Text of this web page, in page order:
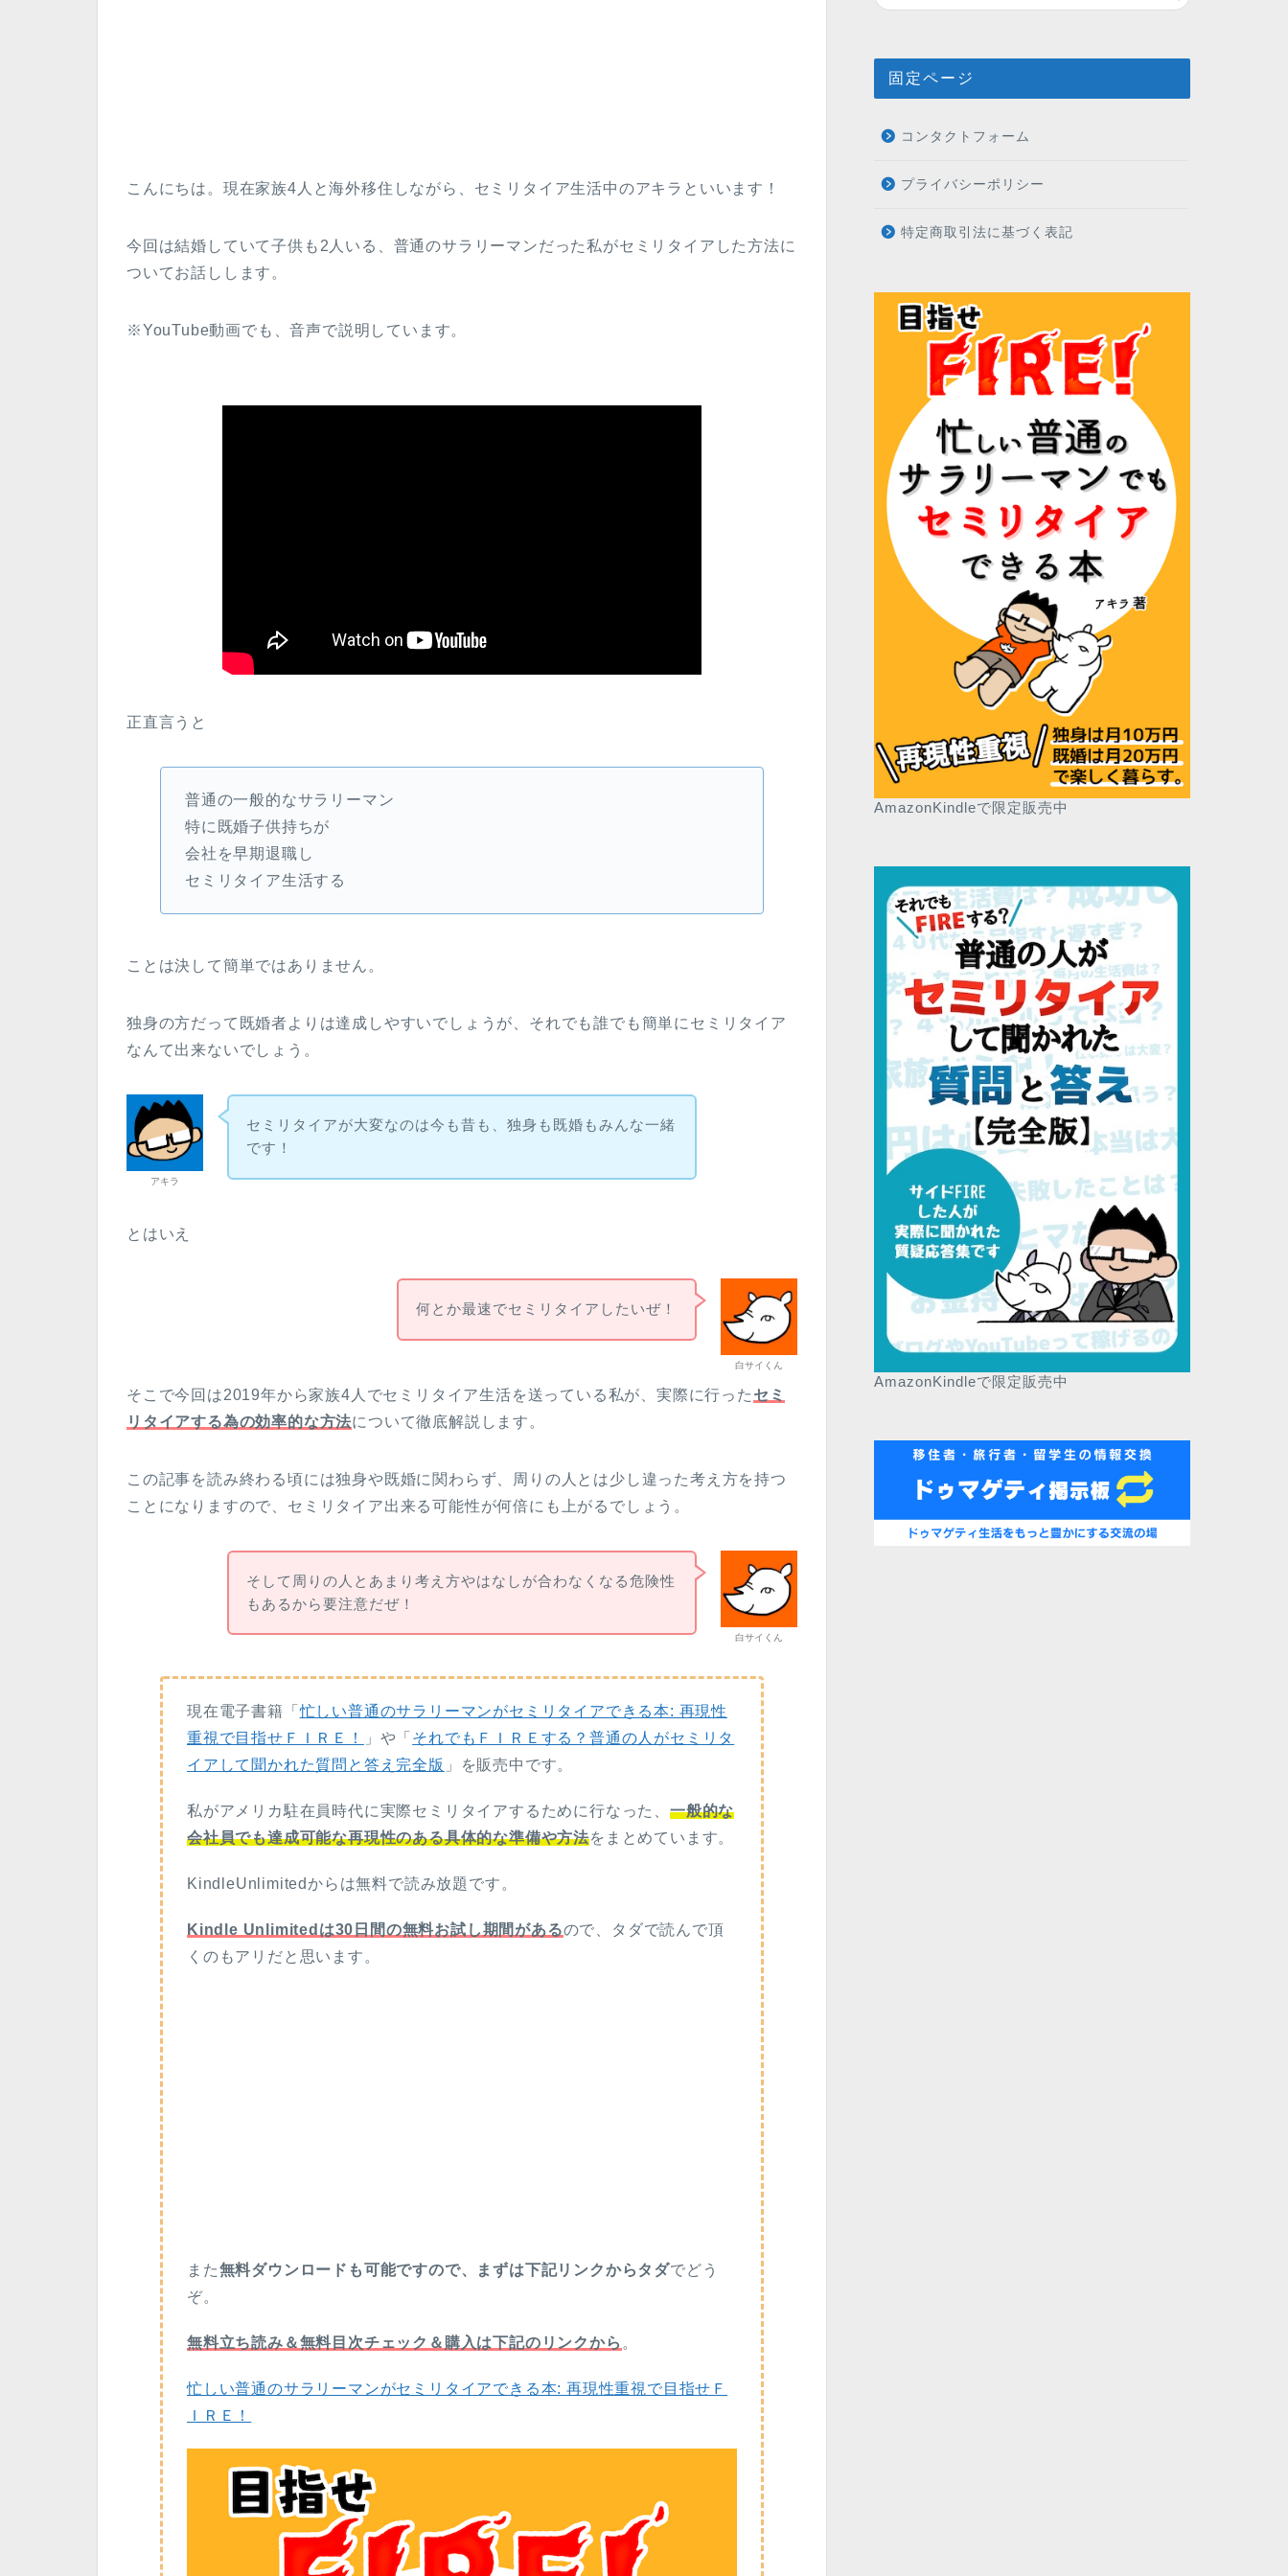
こんにちは。現在家族4人と海外移住しながら、セミリタイア生活中のアキラといいます！
今回は結婚していて子供も2人いる、普通のサラリーマンだった私がセミリタイアした方法に
ついてお話しします。
※YouTube動画でも、音声で説明しています。
正直言うと
普通の一般的なサラリーマン
特に既婚子供持ちが
会社を早期退職し
セミリタイア生活する
ことは決して簡単ではありません。
独身の方だって既婚者よりは達成しやすいでしょうが、それでも誰でも簡単にセミリタイア
なんて出来ないでしょう。
アキラ
セミリタイアが大変なのは今も昔も、独身も既婚もみんな一緒
です！
とはいえ
白サイくん
何とか最速でセミリタイアしたいぜ！
そこで今回は2019年から家族4人でセミリタイア生活を送っている私が、実際に行った セミ
リタイアする為の効率的な方法について徹底解説します。
この記事を読み終わる頃には独身や既婚に関わらず、周りの人とは少し違った考え方を持つ
ことになりますので、セミリタイア出来る可能性が何倍にも上がるでしょう。
白サイくん
そして周りの人とあまり考え方やはなしが合わなくなる危険性
もあるから要注意だぜ！
現在電子書籍「忙しい普通のサラリーマンがセミリタイアできる本: 再現性
重視で目指せＦＩＲＥ！
」や「 それでもＦＩＲＥする？普通の人がセミリタ
イアして聞かれた質問と答え完全版 」を販売中です。
私がアメリカ駐在員時代に実際セミリタイアするために行なった、 一般的な
会社員でも達成可能な再現性のある具体的な準備や方法をまとめています。
KindleUnlimitedからは無料で読み放題です。
Kindle Unlimitedは30日間の無料お試し期間があるので、タダで読んで頂
くのもアリだと思います。
また無料ダウンロードも可能ですので、まずは下記リンクからタダでどう
ぞ。
無料立ち読み＆無料目次チェック＆購入は下記のリンクから 。
忙しい普通のサラリーマンがセミリタイアできる本: 再現性重視で目指せＦ
ＩＲＥ！
固定ページ
コンタクトフォーム
プライバシーポリシー
特定商取引法に基づく表記
AmazonKindleで限定販売中
AmazonKindleで限定販売中